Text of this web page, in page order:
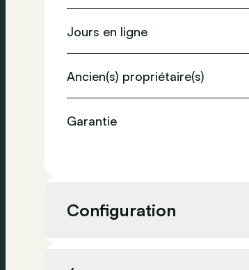
Jours en ligne
Ancien(s) propriétaire(s)
Garantie
Configuration